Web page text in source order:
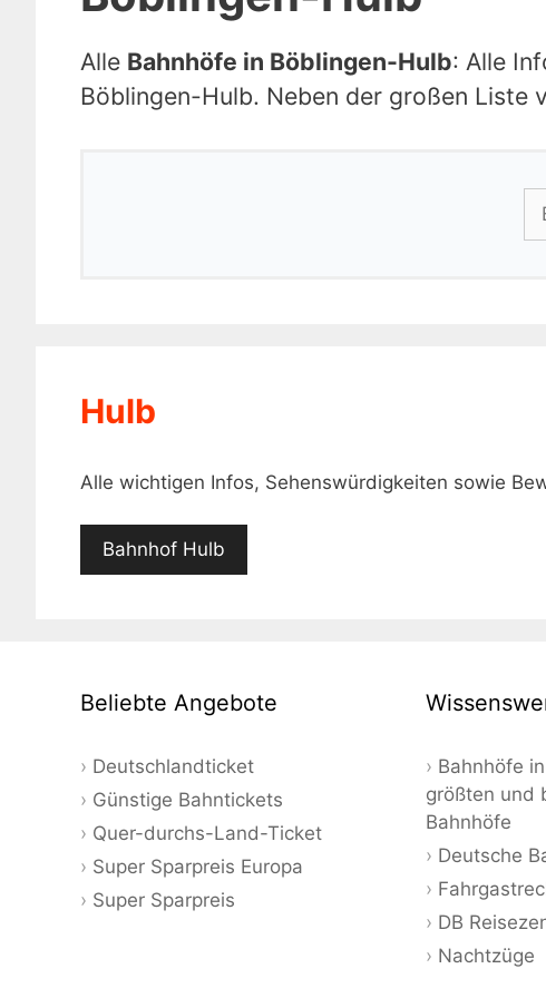
Alle Bahnhöfe in Böblingen-Hulb: Alle
Böblingen-Hulb. Neben der großen Liste
Hulb
Alle wichtigen Infos, Sehenswürdigkeiten sowie
Bahnhof Hulb
Beliebte Angebote
Deutschlandticket
Günstige Bahntickets
Quer-durchs-Land-Ticket
Super Sparpreis Europa
Super Sparpreis
Bahnhöfe
größten und
Bahnhöfe
Deutsche
DB
Nachtzüge